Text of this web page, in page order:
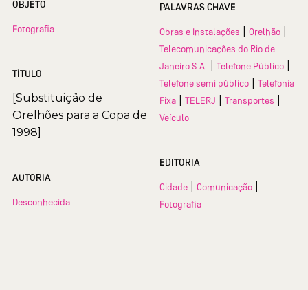
OBJETO
Fotografia
TÍTULO
[Substituição de
Orelhões para a Copa de
1998]
AUTORIA
Desconhecida
PALAVRAS CHAVE
Obras e Instalações Orelhão
Telecomunicações do Rio de
Janeiro S.A.
Telefone Público
Telefone semi público
Telefonia
Fixa
TELERJ Transportes
Veículo
EDITORIA
Cidade Comunicação
Fotografia